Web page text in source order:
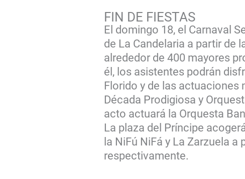
FIN DE FIESTAS
El domingo 18, el Carnaval
de La Candelaria a partir de
alrededor de 400 mayores
él, los asistentes podrán
Florido y de las actuaciones
Década Prodigiosa y
acto actuará la Orquesta
La plaza del Príncipe
la NiFú NiFá y La Zarzuela
respectivamente.